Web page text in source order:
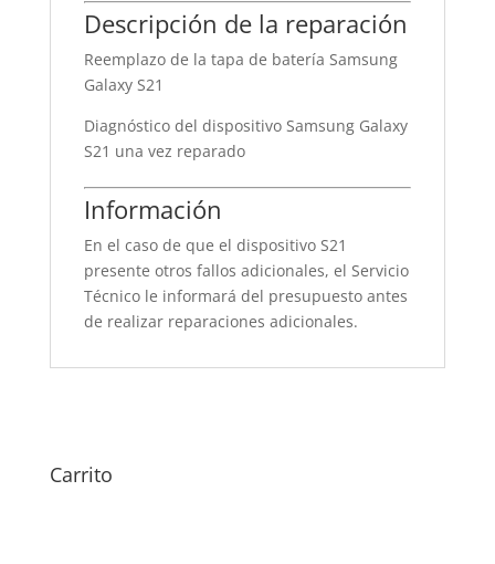
Descripción de la reparación
Reemplazo de la tapa de batería Samsung
Galaxy S21
Diagnóstico del dispositivo Samsung Galaxy
S21 una vez reparado
Información
En el caso de que el dispositivo S21
presente otros fallos adicionales, el Servicio
Técnico le informará del presupuesto antes
de realizar reparaciones adicionales.
Carrito